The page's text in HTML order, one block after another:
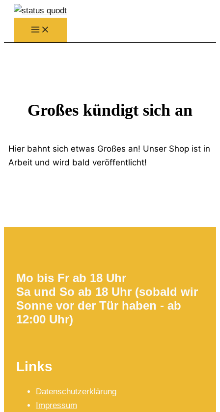
Zum
Inhalt
springen
Großes kündigt sich an
Hier bahnt sich etwas Großes an! Unser Shop ist in
Arbeit und wird bald veröffentlicht!
Mo bis Fr ab 18 Uhr
Sa und So ab 18 Uhr (sobald wir
Sonne vor der Tür haben - ab
12:00 Uhr)
Links
Datenschutzerklärung
Impressum